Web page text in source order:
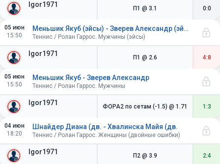
Igor1971 П1 @ 3.1 0:0
05 июн
15:50
Igor1971
Меньшик Якуб (эйсы) - Зверев Александр (эйсы)
Теннис / Ролан Гаррос. Мужчины (эйсы)
П1 @ 2.6 4:8
05 июн
15:50
Igor1971
Меньшик Якуб - Зверев Александр
Теннис / Ролан Гаррос. Мужчины
ФОРА2 по сетам (-1.5) @ 1.71 1:3
04 июн
18:20
Igor1971
Шнайдер Диана (дв. - Хвалинска Майя (дв.
Теннис / Ролан Гаррос. Женщины (двойные ошибки)
П2 @ 3.9 2:4